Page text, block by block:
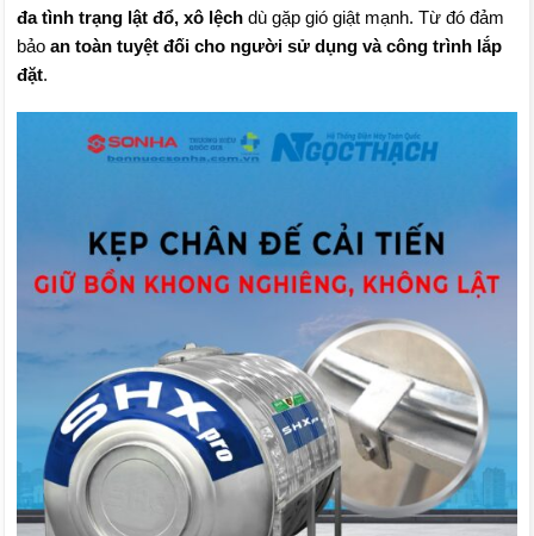
đa tình trạng lật đổ, xô lệchdù gặp gió giật mạnh. Từ đó đảm
bảo an toàn tuyệt đối cho người sử dụng và công trình lắp
đặt.